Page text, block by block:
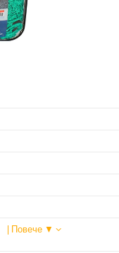
| Повече ▼